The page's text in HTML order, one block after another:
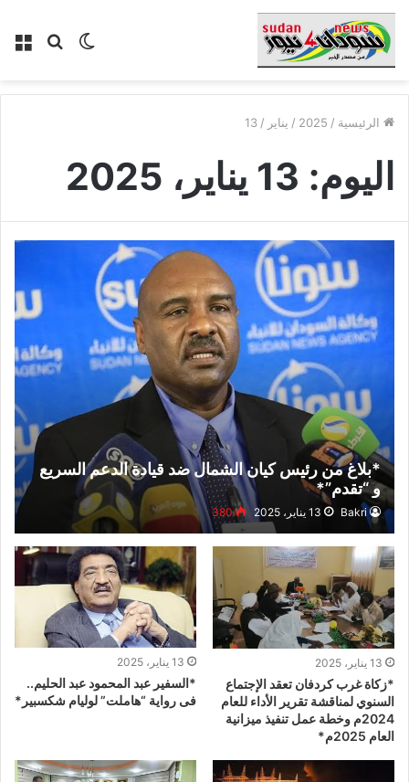
بحث الوضع
الرئيسية /
2025
/ يناير /
13
اليوم: 13 يناير، 2025
*بلاغ من رئيس كيان الشمال ضد قيادة الدعم السريع
و “تقدم”*
Bakri 13 يناير، 2025 380
13 يناير، 2025
*زكاة غرب كردفان تعقد الإجتماع
السنوي لمناقشة تقرير الأداء للعام
2024م وخطة عمل تنفيذ ميزانية
العام 2025م*
13 يناير، 2025
*السفير عبد المحمود عبد الحليم..
فى رواية “هاملت” لوليام شكسبير*